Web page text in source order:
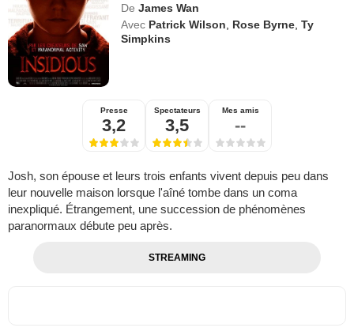
De James Wan
Avec Patrick Wilson Rose Byrne ,Ty
Simpkins
Presse
3,2
Spectateurs
3,5
Mes amis
--
Josh, son épouse et leurs trois enfants vivent depuis peu dans
leur nouvelle maison lorsque l'aîné tombe dans un coma
inexpliqué. Étrangement, une succession de phénomènes
paranormaux débute peu après.
STREAMING